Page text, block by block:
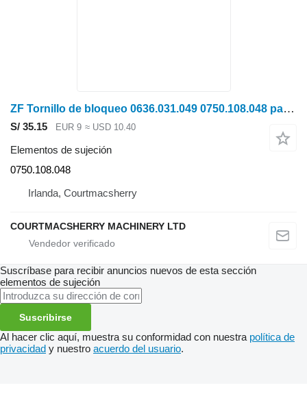
ZF Tornillo de bloqueo 0636.031.049 0750.108.048 para tractor de ruedas
S/ 35.15 EUR 9 ≈ USD 10.40
Elementos de sujeción
0750.108.048
Irlanda, Courtmacsherry
COURTMACSHERRY MACHINERY LTD
Suscríbase para recibir anuncios nuevos de esta sección
elementos de sujeción
Suscribirse
Al hacer clic aquí, muestra su conformidad con nuestra política de
privacidad y nuestro acuerdo del usuario.